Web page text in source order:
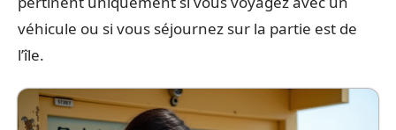
véhicule ou si vous séjournez sur la partie est de
l’île.